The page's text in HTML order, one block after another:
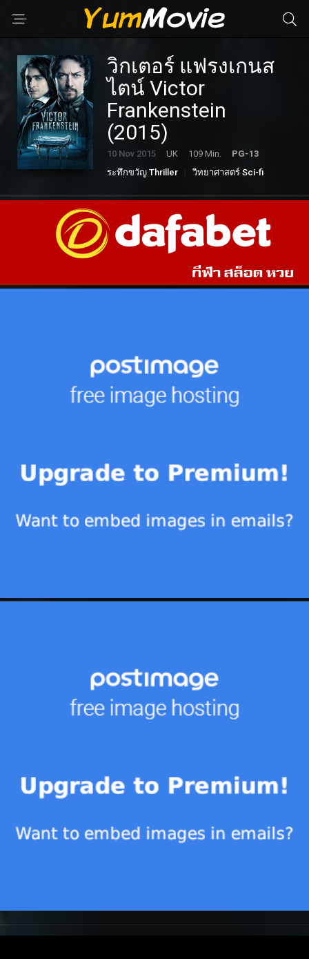
วิกเตอร์ แฟรงเกนส
ไตน์ Victor
Frankenstein
(2015)
10 Nov 2015 UK 109 Min.
PG-13
ระทึกขวัญ Thriller
วิทยาศาสตร์ Sci-fi